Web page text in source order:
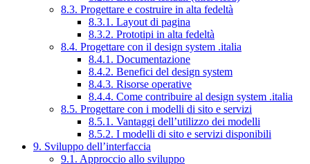
8.3. Progettare e costruire in alta fedeltà
8.3.1. Layout di pagina
8.3.2. Prototipi in alta fedeltà
8.4. Progettare con il design system .italia
8.4.1. Documentazione
8.4.2. Benefici del design system
8.4.3. Risorse operative
8.4.4. Come contribuire al design system .italia
8.5. Progettare con i modelli di sito e servizi
8.5.1. Vantaggi dell’utilizzo dei modelli
8.5.2. I modelli di sito e servizi disponibili
9. Sviluppo dell’interfaccia
9.1. Approccio allo sviluppo